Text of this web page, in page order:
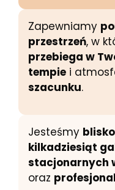
Zapewniamy
przestrzeń, w
przebiega w
tempie i
szacunku.
Jesteśmy
kilkadziesiąt
stacjonarnych
oraz